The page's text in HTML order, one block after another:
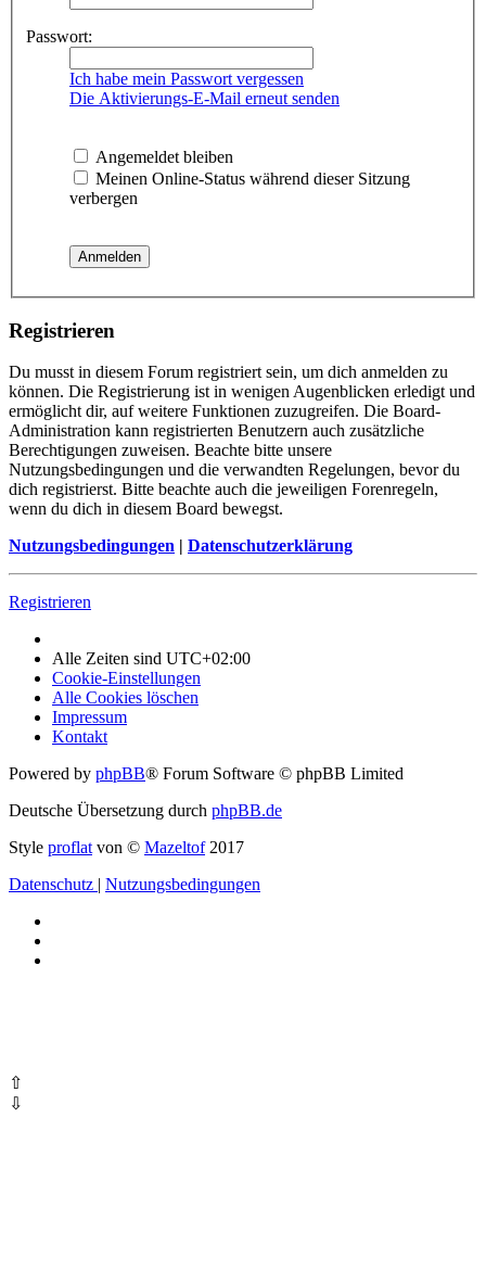
Passwort:
Ich habe mein Passwort vergessen
Die Aktivierungs-E-Mail erneut senden
Angemeldet bleiben
Meinen Online-Status während dieser Sitzung
verbergen
Registrieren
Du musst in diesem Forum registriert sein, um dich anmelden zu
können. Die Registrierung ist in wenigen Augenblicken erledigt und
ermöglicht dir, auf weitere Funktionen zuzugreifen. Die Board-
Administration kann registrierten Benutzern auch zusätzliche
Berechtigungen zuweisen. Beachte bitte unsere
Nutzungsbedingungen und die verwandten Regelungen, bevor du
dich registrierst. Bitte beachte auch die jeweiligen Forenregeln,
wenn du dich in diesem Board bewegst.
Nutzungsbedingungen | Datenschutzerklärung
Registrieren
Alle Zeiten sind UTC+02:00
Cookie-Einstellungen
Alle Cookies löschen
Impressum
Kontakt
Powered by phpBB® Forum Software © phpBB Limited
Deutsche Übersetzung durch phpBB.de
Style proflat von © Mazeltof2017
Datenschutz | Nutzungsbedingungen
⇧
⇩